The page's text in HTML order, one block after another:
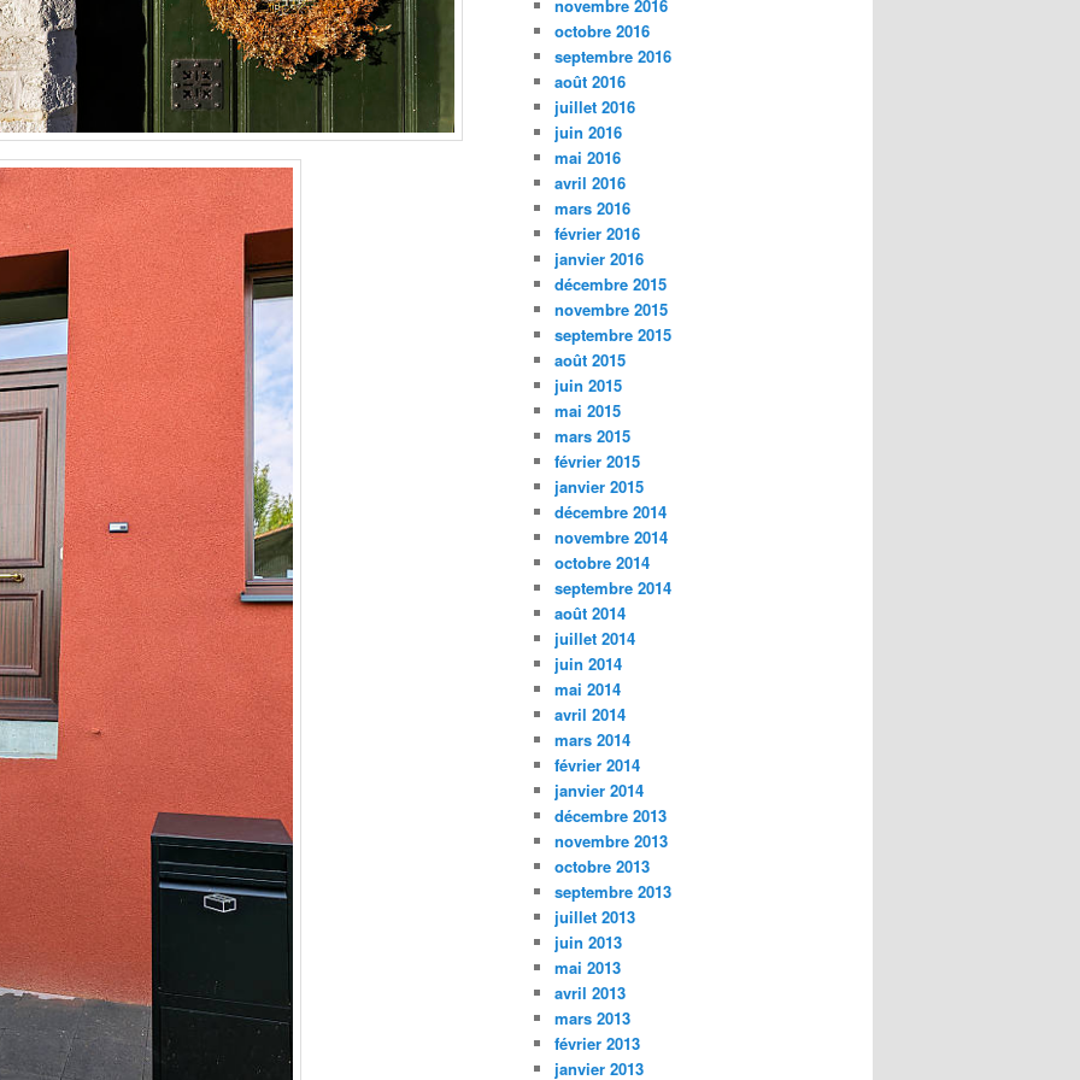
novembre 2016
octobre 2016
septembre 2016
août 2016
juillet 2016
juin 2016
mai 2016
avril 2016
mars 2016
février 2016
janvier 2016
décembre 2015
novembre 2015
septembre 2015
août 2015
juin 2015
mai 2015
mars 2015
février 2015
janvier 2015
décembre 2014
novembre 2014
octobre 2014
septembre 2014
août 2014
juillet 2014
juin 2014
mai 2014
avril 2014
mars 2014
février 2014
janvier 2014
décembre 2013
novembre 2013
octobre 2013
septembre 2013
juillet 2013
juin 2013
mai 2013
avril 2013
mars 2013
février 2013
janvier 2013